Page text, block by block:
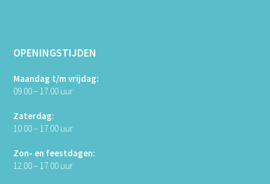
OPENINGSTIJDEN
Maandag t/m vrijdag:
09.00 – 17.00 uur
Zaterdag:
10.00 – 17.00 uur
Zon- en feestdagen:
12.00 – 17.00 uur